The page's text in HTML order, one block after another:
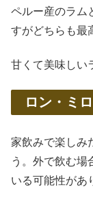
ペルー産のラム
すがどちらも最
甘くて美味しい
ロン・ミ
家飲みで楽しみ
う。外で飲む場
いる可能性があ